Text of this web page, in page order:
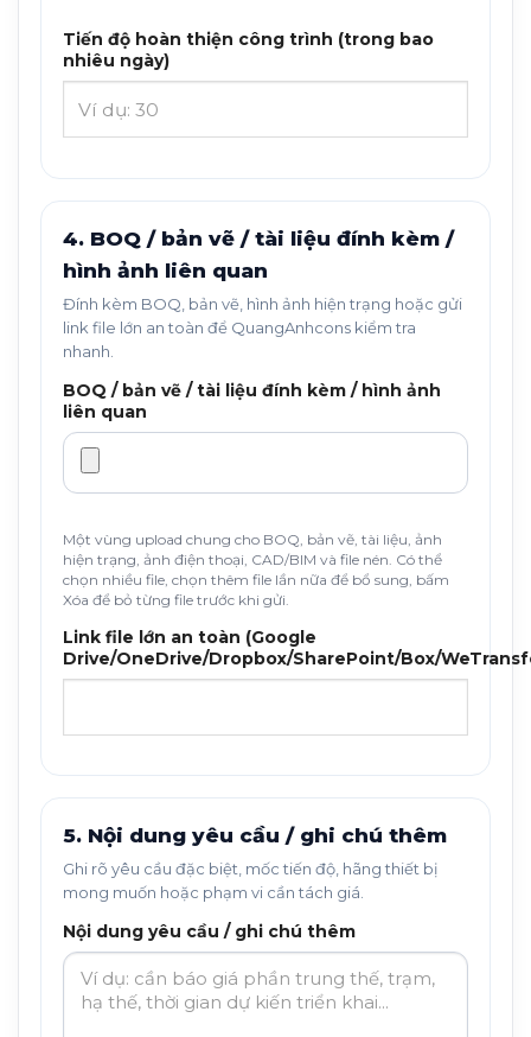
Tiến độ hoàn thiện công trình (trong bao
nhiêu ngày)
4. BOQ / bản vẽ / tài liệu đính kèm /
hình ảnh liên quan
Đính kèm BOQ, bản vẽ, hình ảnh hiện trạng hoặc gửi
link file lớn an toàn để QuangAnhcons kiểm tra
nhanh.
BOQ / bản vẽ / tài liệu đính kèm / hình ảnh
liên quan
Một vùng upload chung cho BOQ, bản vẽ, tài liệu, ảnh
hiện trạng, ảnh điện thoại, CAD/BIM và file nén. Có thể
chọn nhiều file, chọn thêm file lần nữa để bổ sung, bấm
Xóa để bỏ từng file trước khi gửi.
Link file lớn an toàn (Google
Drive/OneDrive/Dropbox/SharePoint/Box/
5. Nội dung yêu cầu / ghi chú thêm
Ghi rõ yêu cầu đặc biệt, mốc tiến độ, hãng thiết bị
mong muốn hoặc phạm vi cần tách giá.
Nội dung yêu cầu / ghi chú thêm